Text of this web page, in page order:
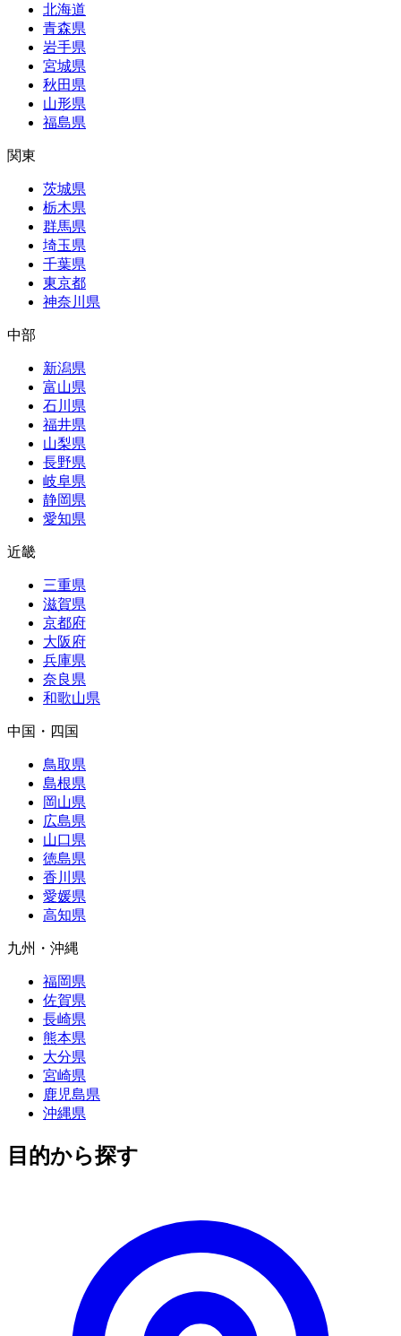
北海道
青森県
岩手県
宮城県
秋田県
山形県
福島県
関東
茨城県
栃木県
群馬県
埼玉県
千葉県
東京都
神奈川県
中部
新潟県
富山県
石川県
福井県
山梨県
長野県
岐阜県
静岡県
愛知県
近畿
三重県
滋賀県
京都府
大阪府
兵庫県
奈良県
和歌山県
中国・四国
鳥取県
島根県
岡山県
広島県
山口県
徳島県
香川県
愛媛県
高知県
九州・沖縄
福岡県
佐賀県
長崎県
熊本県
大分県
宮崎県
鹿児島県
沖縄県
目的から探す